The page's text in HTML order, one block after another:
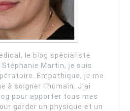
le blog spécialiste
Stéphanie Martin, je suis
Empathique, je me
à soigner l’humain. J’ai
pour apporter tous mes
garder un physique et un